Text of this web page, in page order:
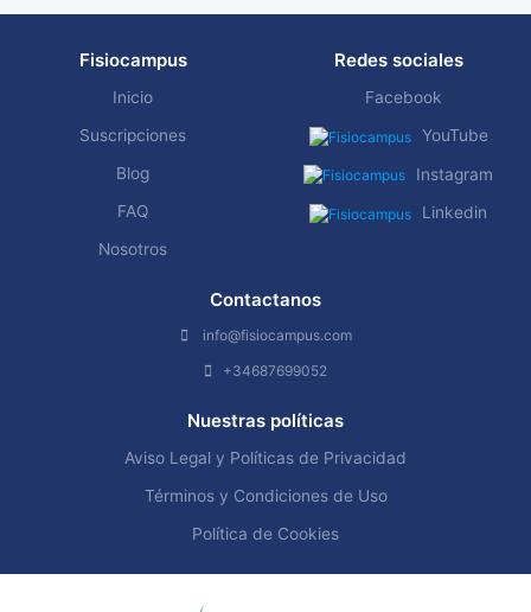
Fisiocampus
Inicio
Suscripciones
Blog
FAQ
Nosotros
Redes sociales
Facebook
YouTube
Instagram
Linkedin
Contactanos
info@fisiocampus.com
+34687699052
Nuestras políticas
Aviso Legal y Políticas de Privacidad
Términos y Condiciones de Uso
Política de Cookies